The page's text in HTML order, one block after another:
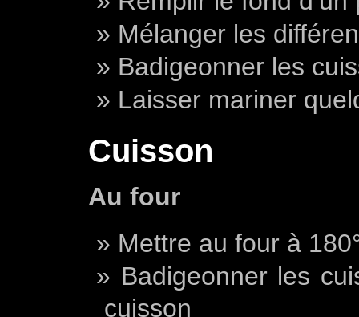
Mélanger les
Badigeonner les
Laisser mariner
Cuisson
Au four
Mettre au four à
Badigeonner les
cuisson